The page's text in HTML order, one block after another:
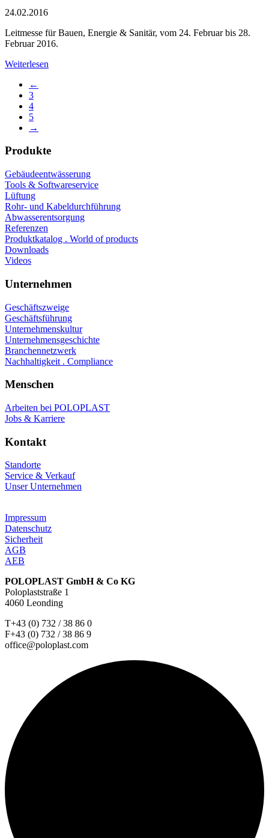
24.02.2016
Leitmesse für Bauen, Energie & Sanitär, vom 24. Februar bis 28.
Februar 2016.
Weiterlesen
←
3
4
5
→
Produkte
Gebäudeentwässerung
Tools & Softwareservice
Lüftung
Rohr- und Kabeldurchführung
Abwasserentsorgung
Referenzen
Produktkatalog . World of products
Downloads
Videos
Unternehmen
Geschäftszweige
Geschäftsführung
Unternehmenskultur
Unternehmensgeschichte
Branchennetzwerk
Nachhaltigkeit . Compliance
Menschen
Arbeiten bei POLOPLAST
Jobs & Karriere
Kontakt
Standorte
Service & Verkauf
Unser Unternehmen
Impressum
Datenschutz
Sicherheit
AGB
AEB
POLOPLAST GmbH & Co KG
Poloplaststraße 1
4060 Leonding
T+43 (0) 732 / 38 86 0
F+43 (0) 732 / 38 86 9
office@poloplast.com